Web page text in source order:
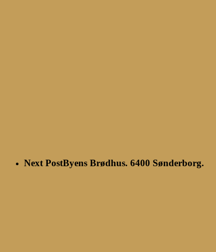
Next PostByens Brødhus. 6400 Sønderborg.